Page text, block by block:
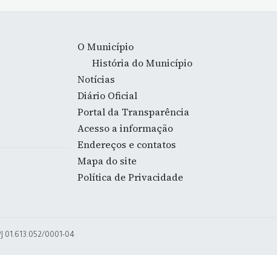
O Município
História do Município
Notícias
Diário Oficial
Portal da Transparência
Acesso a informação
Endereços e contatos
Mapa do site
Política de Privacidade
01.613.052/0001-04